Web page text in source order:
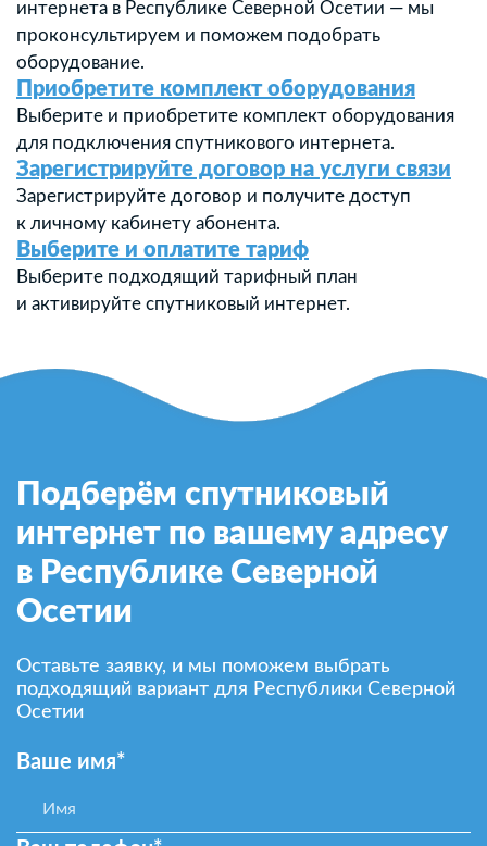
интернета в Республике Северной Осетии — мы
проконсультируем и поможем подобрать
оборудование.
Приобретите комплект оборудования
Выберите и приобретите комплект оборудования
для подключения спутникового интернета.
Зарегистрируйте договор на услуги связи
Зарегистрируйте договор и получите доступ
к личному кабинету абонента.
Выберите и оплатите тариф
Выберите подходящий тарифный план
и активируйте спутниковый интернет.
Подберём спутниковый
интернет по вашему адресу
в Республике Северной
Осетии
Оставьте заявку, и мы поможем выбрать
подходящий вариант для Республики Северной
Осетии
Ваше имя*